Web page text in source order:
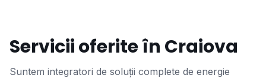
Servicii oferite în Craiova
Suntem integratori de soluții complete de energie